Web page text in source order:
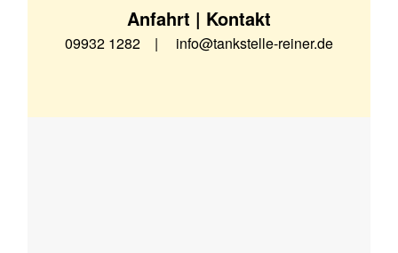
Anfahrt | Kontakt
09932 1282 | info@tankstelle-reiner.de